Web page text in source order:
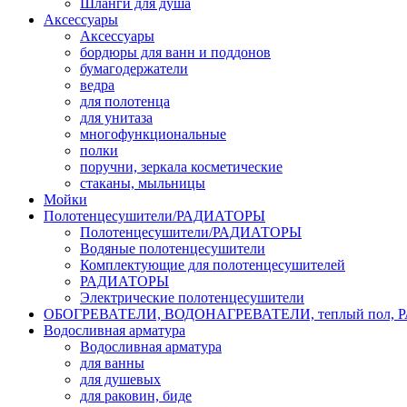
Шланги для душа
Аксессуары
Аксессуары
бордюры для ванн и поддонов
бумагодержатели
ведра
для полотенца
для унитаза
многофункциональные
полки
поручни, зеркала косметические
стаканы, мыльницы
Мойки
Полотенцесушители/РАДИАТОРЫ
Полотенцесушители/РАДИАТОРЫ
Водяные полотенцесушители
Комплектующие для полотенцесушителей
РАДИАТОРЫ
Электрические полотенцесушители
ОБОГРЕВАТЕЛИ, ВОДОНАГРЕВАТЕЛИ, теплый пол,
Водосливная арматура
Водосливная арматура
для ванны
для душевых
для раковин, биде